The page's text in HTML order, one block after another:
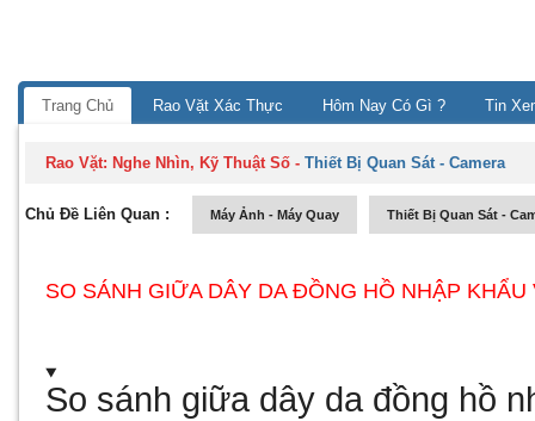
Trang Chủ Rao Vặt Xác Thực Hôm Nay Có Gì ? Tin
Rao Vặt: Nghe Nhìn, Kỹ Thuật Số -Thiết Bị Quan Sát - Camera
Chủ Đề Liên Quan : Máy Ảnh - Máy Quay Thiết Bị Quan Sát -
SO SÁNH GIỮA DÂY DA ĐỒNG HỒ NHẬP KHẨU
So sánh giữa dây da đồng hồ